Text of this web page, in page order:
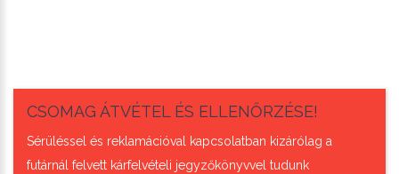
CSOMAG ÁTVÉTEL ÉS ELLENŐRZÉSE!
Sérüléssel és reklamációval kapcsolatban kizárólag a
futárnál felvett kárfelvételi jegyzőkönyvvel tudunk